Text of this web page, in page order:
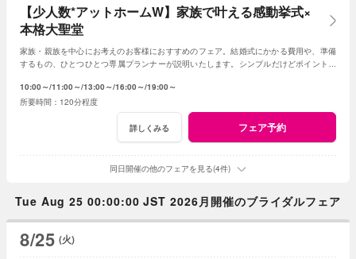
【少人数*アットホームW】家族で叶える感動挙式×
本格大聖堂
家族・親族を中心にお考えのお客様におすすめのフェア。結婚式にかかる費用や、準備
するもの、ひとつひとつ専属プランナーが説明いたします。シンプルだけどポイントを
10:00～ 11:00～ 13:00～ 16:00～ 19:00～
120分程度
詳しくみる フェア予約
同日開催の他のフェアを見る(4件)
Tue Aug 25 00:00:00 JST 2026月開催のブライダルフェア
8/25 (火)